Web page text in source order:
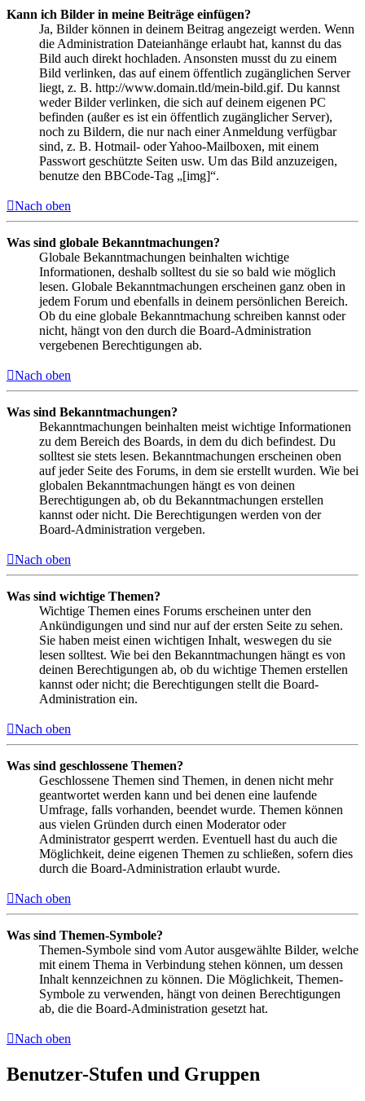
Kann ich Bilder in meine Beiträge einfügen?
Ja, Bilder können in deinem Beitrag angezeigt werden. Wenn
die Administration Dateianhänge erlaubt hat, kannst du das
Bild auch direkt hochladen. Ansonsten musst du zu einem
Bild verlinken, das auf einem öffentlich zugänglichen Server
liegt, z. B. http://www.domain.tld/mein-bild.gif. Du kannst
weder Bilder verlinken, die sich auf deinem eigenen PC
befinden (außer es ist ein öffentlich zugänglicher Server),
noch zu Bildern, die nur nach einer Anmeldung verfügbar
sind, z. B. Hotmail- oder Yahoo-Mailboxen, mit einem
Passwort geschützte Seiten usw. Um das Bild anzuzeigen,
benutze den BBCode-Tag „[img]“.
Nach oben
Was sind globale Bekanntmachungen?
Globale Bekanntmachungen beinhalten wichtige
Informationen, deshalb solltest du sie so bald wie möglich
lesen. Globale Bekanntmachungen erscheinen ganz oben in
jedem Forum und ebenfalls in deinem persönlichen Bereich.
Ob du eine globale Bekanntmachung schreiben kannst oder
nicht, hängt von den durch die Board-Administration
vergebenen Berechtigungen ab.
Nach oben
Was sind Bekanntmachungen?
Bekanntmachungen beinhalten meist wichtige Informationen
zu dem Bereich des Boards, in dem du dich befindest. Du
solltest sie stets lesen. Bekanntmachungen erscheinen oben
auf jeder Seite des Forums, in dem sie erstellt wurden. Wie bei
globalen Bekanntmachungen hängt es von deinen
Berechtigungen ab, ob du Bekanntmachungen erstellen
kannst oder nicht. Die Berechtigungen werden von der
Board-Administration vergeben.
Nach oben
Was sind wichtige Themen?
Wichtige Themen eines Forums erscheinen unter den
Ankündigungen und sind nur auf der ersten Seite zu sehen.
Sie haben meist einen wichtigen Inhalt, weswegen du sie
lesen solltest. Wie bei den Bekanntmachungen hängt es von
deinen Berechtigungen ab, ob du wichtige Themen erstellen
kannst oder nicht; die Berechtigungen stellt die Board-
Administration ein.
Nach oben
Was sind geschlossene Themen?
Geschlossene Themen sind Themen, in denen nicht mehr
geantwortet werden kann und bei denen eine laufende
Umfrage, falls vorhanden, beendet wurde. Themen können
aus vielen Gründen durch einen Moderator oder
Administrator gesperrt werden. Eventuell hast du auch die
Möglichkeit, deine eigenen Themen zu schließen, sofern dies
durch die Board-Administration erlaubt wurde.
Nach oben
Was sind Themen-Symbole?
Themen-Symbole sind vom Autor ausgewählte Bilder, welche
mit einem Thema in Verbindung stehen können, um dessen
Inhalt kennzeichnen zu können. Die Möglichkeit, Themen-
Symbole zu verwenden, hängt von deinen Berechtigungen
ab, die die Board-Administration gesetzt hat.
Nach oben
Benutzer-Stufen und Gruppen